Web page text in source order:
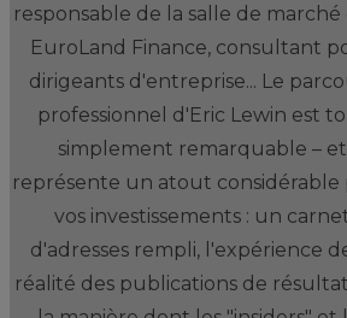
responsable de la salle de marché
EuroLand Finance, consultant
dirigeants d'entreprise... Le
professionnel d'Eric Lewin est
simplement remarquable – et
représente un atout considérable
vos investissements : un
d'adresses rempli, l'expérience
réalité des publications de